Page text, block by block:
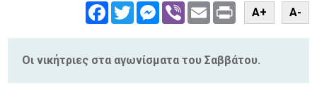
FacebookTwitterMessenger
Viber Email PrintA+ A-
Οι νικήτριες στα αγωνίσματα του Σαββάτου.